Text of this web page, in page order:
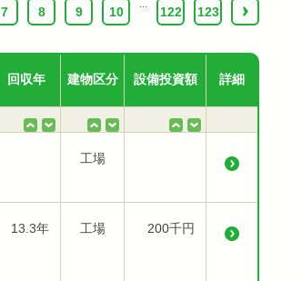
7 8 9 10 122 123 ›
回収年 建物区分 設備投資額 詳細
工場
13.3年 工場 200千円